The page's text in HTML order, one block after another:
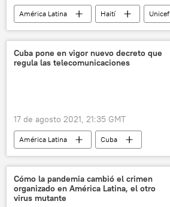
América Latina Haití
Unicef
terremoto
Cuba pone en vigor nuevo decreto que
regula las telecomunicaciones
17 de agosto 2021, 21:35 GMT
América Latina
Cuba
telecomunicaciones
Cómo la pandemia cambió el crimen
organizado en América Latina, el otro
virus mutante